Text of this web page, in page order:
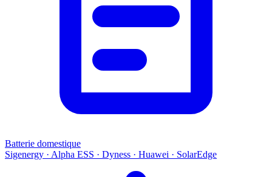
Batterie domestique
Sigenergy · Alpha ESS · Dyness · Huawei · SolarEdge